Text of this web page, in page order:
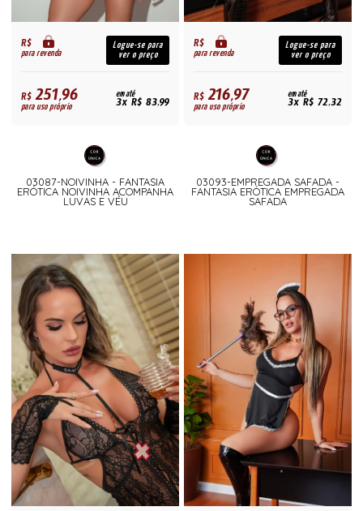
R$
para revenda
Logue-se para
ver o preço
R$251,96
para uso próprio
em até
3x R$ 83,99
03087-NOIVINHA - FANTASIA
ERÓTICA NOIVINHA ACOMPANHA
LUVAS E VÉU
R$
para revenda
Logue-se para
ver o preço
R$216,97
para uso próprio
em até
3x R$ 72,32
03093-EMPREGADA SAFADA -
FANTASIA ERÓTICA EMPREGADA
SAFADA